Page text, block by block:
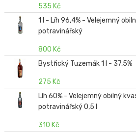
535 Kč
1 l - Líh 96,4% - Velejemný
potravinářský
800 Kč
Bystřický Tuzemák 1 l - 37,5%
275 Kč
Líh 60% - Velejemný obilný
potravinářský 0,5 l
310 Kč